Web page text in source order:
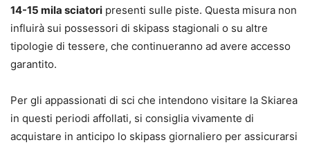
14-15 mila sciatori presenti sulle piste. Questa misura non
influirà sui possessori di skipass stagionali o su altre
tipologie di tessere, che continueranno ad avere accesso
garantito.
Per gli appassionati di sci che intendono visitare la Skiarea
in questi periodi affollati, si consiglia vivamente di
acquistare in anticipo lo skipass giornaliero per assicurarsi